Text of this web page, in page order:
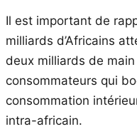
Il est important de
milliards d’Africains
deux milliards de
consommateurs qui
consommation
intra-africain.